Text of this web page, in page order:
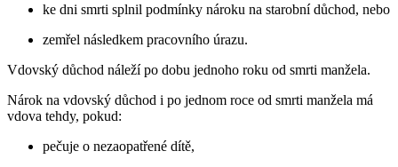
ke dni smrti splnil podmínky nároku na starobní důchod, nebo
zemřel následkem pracovního úrazu.
Vdovský důchod náleží po dobu jednoho roku od smrti manžela.
Nárok na vdovský důchod i po jednom roce od smrti manžela má
vdova tehdy, pokud:
pečuje o nezaopatřené dítě,